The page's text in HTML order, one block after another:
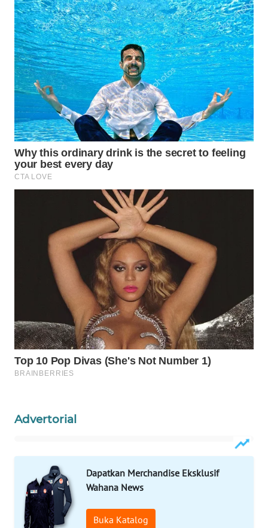
Advertorial
Dapatkan Merchandise Eksklusif
Wahana News
Buka Katalog
KONSUMEN
WAHANA
LISTRIK
WAHANA
TRAVEL
WAHANA
TV
WAHANANEWS
ID
WAHANANEWS
NET
WAHANA
UMKM
WAHANA
OTOMOTIF
WAHANA